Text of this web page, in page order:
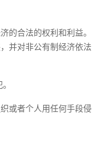
的合法的权利和利益。
并对非公有制经济依法
或者个人用任何手段侵